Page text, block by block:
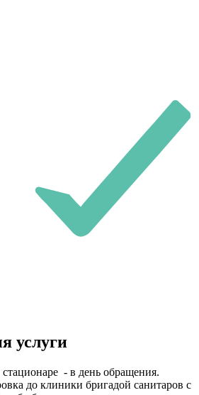
услуги
- в день обращения.
до клиники бригадой санитаров с